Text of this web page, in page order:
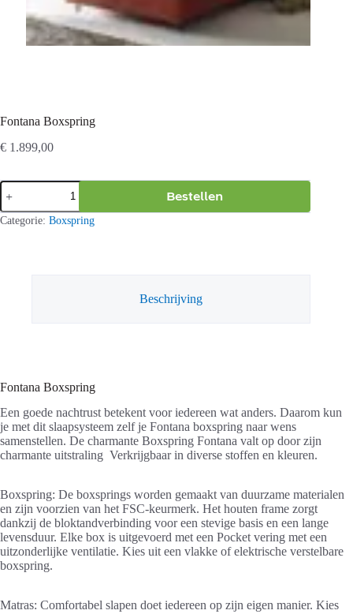
Fontana Boxspring
€ 1.899,00
Fontana
Boxspring
aantal
Bestellen
Categorie: Boxspring
Beschrijving
Fontana Boxspring
Een goede nachtrust betekent voor iedereen wat anders. Daarom kun
je met dit slaapsysteem zelf je Fontana boxspring naar wens
samenstellen. De charmante Boxspring Fontana valt op door zijn
charmante uitstraling Verkrijgbaar in diverse stoffen en kleuren.
Boxspring: De boxsprings worden gemaakt van duurzame materialen
en zijn voorzien van het FSC-keurmerk. Het houten frame zorgt
dankzij de bloktandverbinding voor een stevige basis en een lange
levensduur. Elke box is uitgevoerd met een Pocket vering met een
uitzonderlijke ventilatie. Kies uit een vlakke of elektrische verstelbare
boxspring.
Matras: Comfortabel slapen doet iedereen op zijn eigen manier. Kies